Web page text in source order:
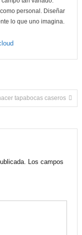
personal. Diseñar
lo que uno imagina.
tapabocas caseros
Los campos